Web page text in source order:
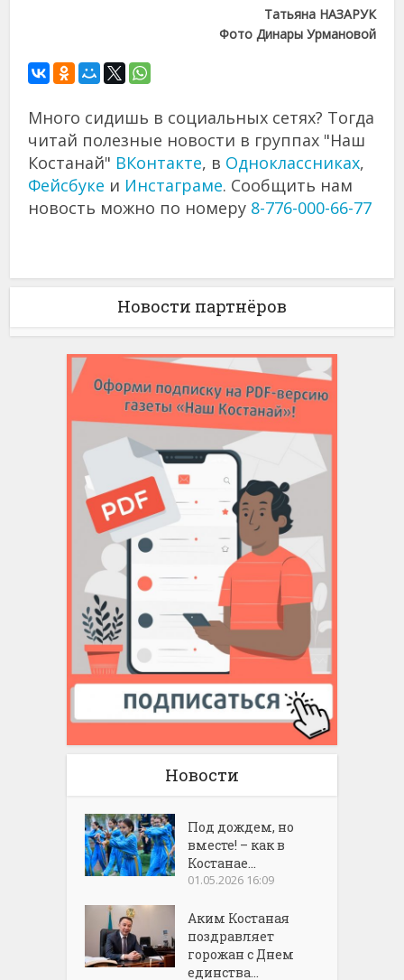
Татьяна НАЗАРУК
Фото Динары Урмановой
Много сидишь в социальных сетях? Тогда
читай полезные новости в группах "Наш
Костанай" ВКонтакте, в Одноклассниках,
Фейсбуке и Инстаграме. Сообщить нам
новость можно по номеру 8-776-000-66-77
Новости партнёров
Новости
Под дождем, но
вместе! – как в
Костанае...
01.05.2026 16:09
Аким Костаная
поздравляет
горожан с Днем
единства...